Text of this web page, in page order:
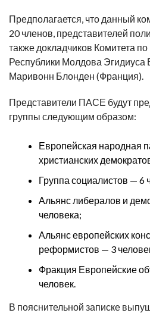
Предполагается, что данный
20 членов, представителей
также докладчиков Комитета
Республики Молдова Эгидиуса
Маривонн Блонден (Франция).
Представители ПАСЕ будут
группы следующим образом:
Европейская народная
христианских
Группа социалистов — 6
Альянс либералов и
человека;
Альянс европейских
реформистов — 3
Фракция Европейские
человек.
В пояснительной записке